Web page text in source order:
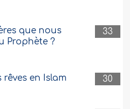
33
que nous
Prophète ?
30
en Islam